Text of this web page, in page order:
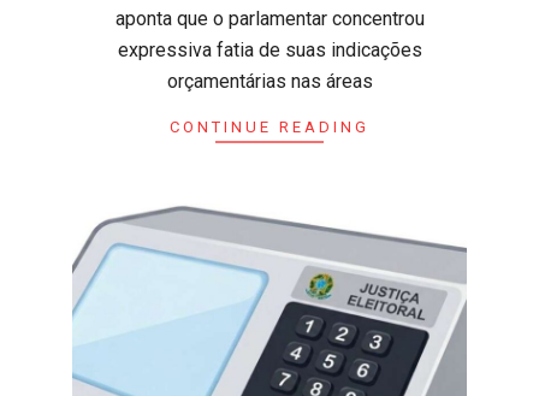
aponta que o parlamentar concentrou
expressiva fatia de suas indicações
orçamentárias nas áreas
CONTINUE READING